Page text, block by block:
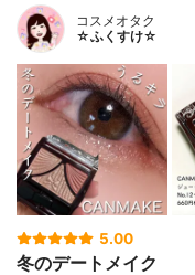
コスメオタク
☆ふくすけ☆
5.00
冬のデートメイク